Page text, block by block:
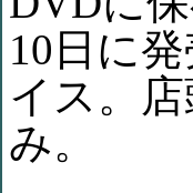
10日に
イス。
み。